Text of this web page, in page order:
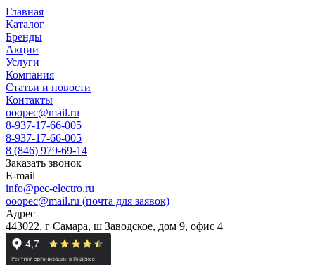
Главная
Каталог
Бренды
Акции
Услуги
Компания
Статьи и новости
Контакты
ooopec@mail.ru
8-937-17-66-005
8-937-17-66-005
8 (846) 979-69-14
Заказать звонок
E-mail
info@pec-electro.ru
ooopec@mail.ru (почта для заявок)
Адрес
443022, г Самара, ш Заводское, дом 9, офис 4